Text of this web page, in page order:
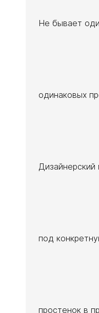
Не бывает
одинаковых
под
простенок в